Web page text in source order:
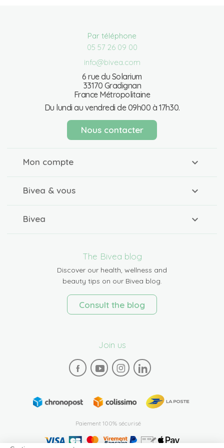
Par téléphone
05 57 26 09 00
info@bivea.com
6 rue du Solarium
33170 Gradignan
France Métropolitaine
Du lundi au vendredi de 09h00 à 17h30.
Nous contacter
Mon compte
Bivea & vous
Bivea
The Bivea blog
Discover our health, wellness and
beauty tips on our Bivea blog.
Consult the blog
Join us
Paiement 100% sécurisé